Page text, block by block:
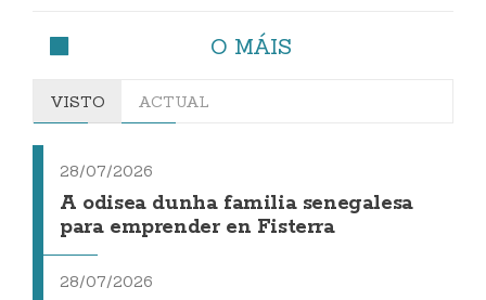
O MÁIS
VISTO ACTUAL
28/07/2026
A odisea dunha familia senegalesa
para emprender en Fisterra
28/07/2026